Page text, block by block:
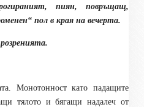
пиян, повръщащ,
пол в края на вечерта.
Монотонност като падащите
тялото и бягащи надалеч от